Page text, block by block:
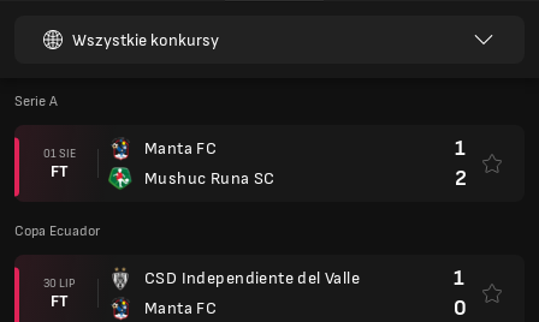
Wszystkie konkursy
Serie A
01 SIE
FT
Manta FC
Mushuc Runa SC
1
2
Copa Ecuador
30 LIP
FT
CSD Independiente del Valle
Manta FC
1
0